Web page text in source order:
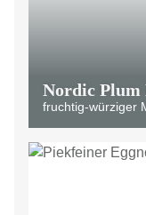
Nordic Plum
fruchtig-würziger